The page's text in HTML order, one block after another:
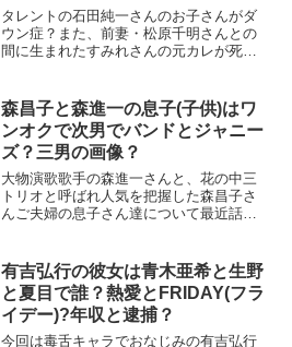
タレントの石田純一さんのお子さんがダ
ウン症？また、前妻・松原千明さんとの
間に生まれたすみれさんの元カレが死ん
田純一の娘の名前とダウン症と自死？今
年3月に東尾理子さんとの...
森昌子と森進一の息子(子供)はワ
ンオクで次男でバンドとジャニー
ズ？三男の画像？
大物演歌歌手の森進一さんと、花の中三
トリオと呼ばれ人気を把握した森昌子さ
んご夫婦の息子さん達について最近話題
りバンド・ジャニース・タトゥー・喫
煙・確執・彼女・慶応・歌...
有吉弘行の彼女は青木亜希と生野
と夏目で誰？熱愛とFRIDAY(フラ
イデー)?年収と逮捕？
今回は毒舌キャラでおなじみの有吉弘行